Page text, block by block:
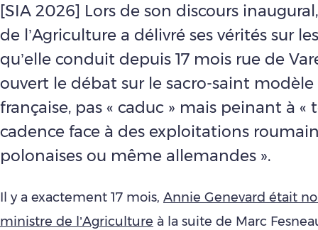
[SIA 2026] Lors de son discours
de l’Agriculture a délivré ses vérités sur
qu’elle conduit depuis 17 mois rue de
ouvert le débat sur le sacro-saint
française, pas « caduc » mais peinant à «
cadence face à des exploitations
polonaises ou même allemandes ».
Il y a exactement 17 mois, Annie Genevard était
ministre de l’Agriculture à la suite de Marc